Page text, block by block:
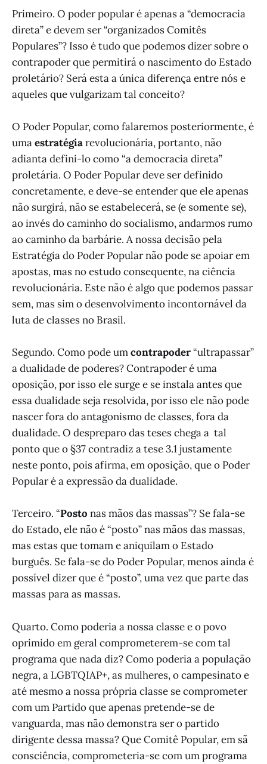
Primeiro. O poder popular é apenas a “democracia
direta” e devem ser “organizados Comitês
Populares”? Isso é tudo que podemos dizer sobre o
contrapoder que permitirá o nascimento do Estado
proletário? Será esta a única diferença entre nós e
aqueles que vulgarizam tal conceito?
O Poder Popular, como falaremos posteriormente, é
umaestratégiarevolucionária, portanto, não
adianta defini-lo como “a democracia direta”
proletária. O Poder Popular deve ser definido
concretamente, e deve-se entender que ele apenas
não surgirá, não se estabelecerá, se (e somente se),
ao invés do caminho do socialismo, andarmos rumo
ao caminho da barbárie. A nossa decisão pela
Estratégia do Poder Popular não pode se apoiar em
apostas, mas no estudo consequente, na ciência
revolucionária. Este não é algo que podemos passar
sem, mas sim o desenvolvimento incontornável da
luta de classes no Brasil.
Segundo. Como pode umcontrapoder“ultrapassar”
a dualidade de poderes? Contrapoder é uma
oposição, por isso ele surge e se instala antes que
essa dualidade seja resolvida, por isso ele não pode
nascer fora do antagonismo de classes, fora da
dualidade. O despreparo das teses chega a tal
ponto que o §37 contradiz a tese 3.1 justamente
neste ponto, pois afirma, em oposição, que o Poder
Popular é a expressão da dualidade.
Terceiro. “Posto nas mãos das massas”? Se fala-se
do Estado, ele não é “posto” nas mãos das massas,
mas estas que tomam e aniquilam o Estado
burguês. Se fala-se do Poder Popular, menos ainda é
possível dizer que é “posto”, uma vez que parte das
massas para as massas.
Quarto. Como poderia a nossa classe e o povo
oprimido em geral comprometerem-se com tal
programa que nada diz? Como poderia a população
negra, a LGBTQIAP+, as mulheres, o campesinato e
até mesmo a nossa própria classe se comprometer
com um Partido que apenas pretende-se de
vanguarda, mas não demonstra ser o partido
dirigente dessa massa? Que Comitê Popular, em sã
consciência, comprometeria-se com um programa